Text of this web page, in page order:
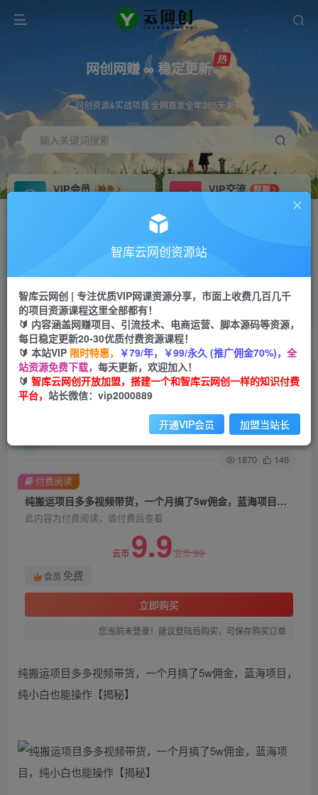
网创网赚 ∞ 稳定更新
网创资源&实战项目 全网首发全年365天更新
输入关键词搜索
VIP会员
抢先
VIP交流
群聊
研究探讨更多创业项目路子。
会员专属推广链接
网赚网创 项目
365天稳定跟新
APP下载
GO
首页 创业课程 会员免费 正文
纯搬运项目多多视频带货，一个月搞了5w佣金，
蓝海项目，纯小白也能操作【揭秘】
关注 私信
1870 146
纯搬运项目多多视频带货，一个月搞了5w佣金，蓝海项目，纯小白也能操作【揭秘】
此内容为付费阅读，请付费后查看
云币 9.9云币99
会员 免费
立即购买
您当前未登录！建议登陆后购买，可保存购买订单
付费阅读
纯搬运项目多多视频带货，一个月搞了5w佣金，蓝海项目，
纯小白也能操作【揭秘】
智库云网创资源站
智库云网创 | 专注优质VIP网课资源分享，市面上收费几百几千
的项目资源课程这里全部都有！
🔰 内容涵盖网赚项目、引流技术、电商运营、脚本源码等资源，
每日稳定更新20-30优质付费资源课程！
🔰 本站VIP 限时特惠， ￥79/年，￥99/永久 (推广佣金70%)， 全
站资源免费下载， 每天更新，欢迎加入！
🔰 智库云网创开放加盟，搭建一个和智库云网创一样的知识付费
平台， 站长微信：vip2000889
开通VIP会员 加盟当站长